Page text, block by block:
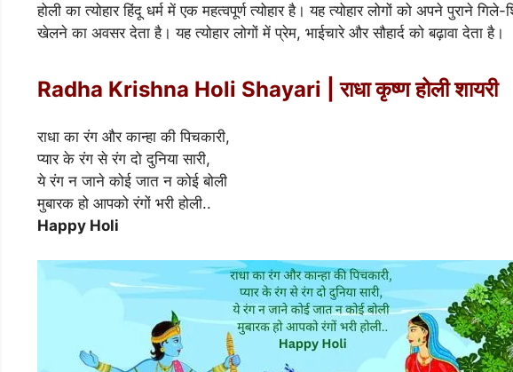
होली का त्योहार हिंदू धर्म में एक महत्वपूर्ण त्योहार है। यह त्योहार लोगों को अपने
खेलने का अवसर देता है। यह त्योहार लोगों में प्रेम, भाईचारे और सौहार्द को बढ़ावा देता है।
Radha Krishna Holi Shayari | राधा कृष्ण होली शायरी
राधा का रंग और कान्हा की पिचकारी,
प्यार के रंग से रंग दो दुनिया सारी,
ये रंग न जाने कोई जात न कोई बोली
मुबारक हो आपको रंगों भरी होली..
Happy Holi